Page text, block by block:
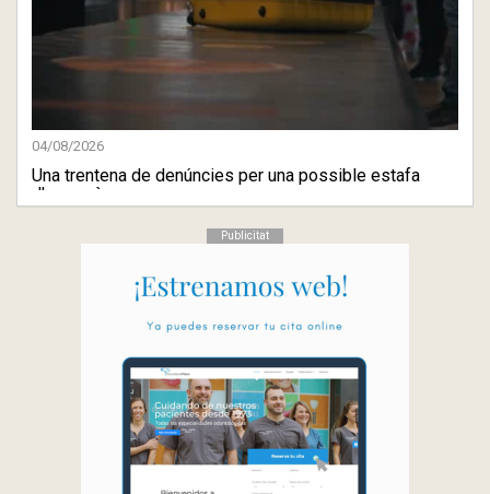
04/08/2026
Una trentena de denúncies per una possible estafa
d'una agènc ...
Publicitat